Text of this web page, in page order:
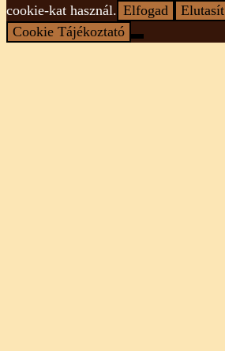
cookie-kat használ. Elfogad
Elutasít
Cookie Tájékoztató